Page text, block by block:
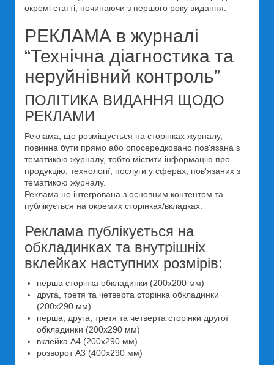
окремі статті, починаючи з першого року видання.
РЕКЛАМА в журналі
“Технічна діагностика та
неруйнівний контроль”
ПОЛІТИКА ВИДАННЯ ЩОДО
РЕКЛАМИ
Реклама, що розміщується на сторінках журналу,
повинна бути прямо або опосередковано пов'язана з
тематикою журналу, тобто містити інформацію про
продукцію, технології, послуги у сферах, пов'язаних з
тематикою журналу.
Реклама не інтегрована з основним контентом та
публікується на окремих сторінках/вкладках.
Реклама публікується на
обкладинках та внутрішніх
вклейках наступних розмірів:
перша сторінка обкладинки (200x200 мм)
друга, третя та четверта сторінка обкладинки
(200x290 мм)
перша, друга, третя та четверта сторінки другої
обкладинки (200x290 мм)
вклейка А4 (200x290 мм)
розворот А3 (400x290 мм)